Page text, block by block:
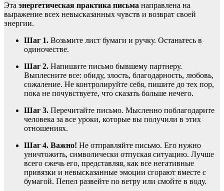
Эта энергетическая практика письма направлена на
выражение всех невысказанных чувств и возврат своей
энергии.
Шаг 1. Возьмите лист бумаги и ручку. Останьтесь в
одиночестве.
Шаг 2. Напишите письмо бывшему партнеру.
Выплесните все: обиду, злость, благодарность, любовь,
сожаление. Не контролируйте себя, пишите до тех пор,
пока не почувствуете, что сказать больше нечего.
Шаг 3. Перечитайте письмо. Мысленно поблагодарите
человека за все уроки, которые вы получили в этих
отношениях.
Шаг 4. Важно! Не отправляйте письмо. Его нужно
уничтожить, символически отпуская ситуацию. Лучше
всего сжечь его, представляя, как все негативные
привязки и невысказанные эмоции сгорают вместе с
бумагой. Пепел развейте по ветру или смойте в воду.